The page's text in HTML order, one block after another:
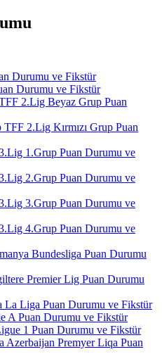
Durumu ve Fikstür
Durumu ve Fikstür
2.Lig Beyaz Grup Puan
TFF 2.Lig Kırmızı Grup Puan
1.Grup Puan Durumu ve
2.Grup Puan Durumu ve
3.Grup Puan Durumu ve
4.Grup Puan Durumu ve
Bundesliga Puan Durumu
Premier Lig Puan Durumu
La Liga Puan Durumu ve Fikstür
A Puan Durumu ve Fikstür
1 Puan Durumu ve Fikstür
Azerbaijan Premyer Liqa Puan